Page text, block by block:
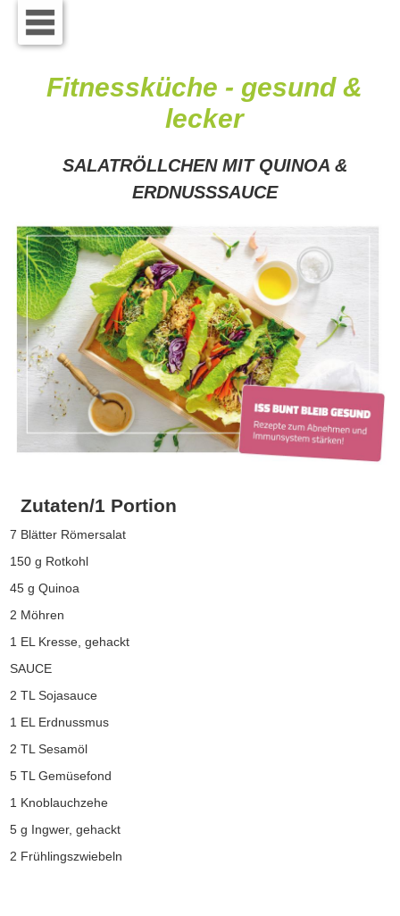
Fitnessküche - gesund &
lecker
SALATRÖLLCHEN MIT QUINOA &
ERDNUSSSAUCE
Zutaten/1 Portion
7 Blätter Römersalat
150 g Rotkohl
45 g Quinoa
2 Möhren
1 EL Kresse, gehackt
SAUCE
2 TL Sojasauce
1 EL Erdnussmus
2 TL Sesamöl
5 TL Gemüsefond
1 Knoblauchzehe
5 g Ingwer, gehackt
2 Frühlingszwiebeln